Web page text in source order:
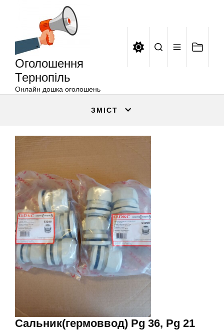
Оголошення
Тернопіль
Онлайн дошка оголошень
ЗМІСТ
Сальник(гермоввод) Pg 36, Pg 21